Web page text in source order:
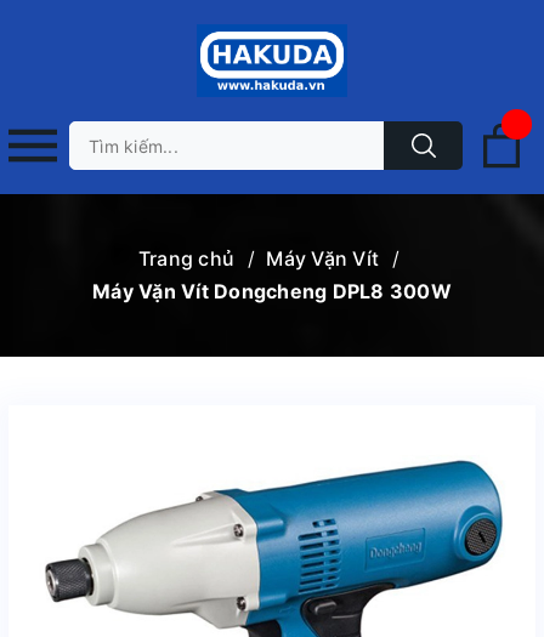
Trang chủ / Máy Vặn Vít /
Máy Vặn Vít Dongcheng DPL8 300W